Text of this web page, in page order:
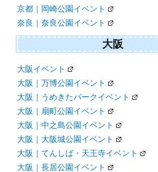
京都｜岡崎公園イベント
奈良｜奈良公園イベント
大阪
大阪イベント
大阪｜万博公園イベント
大阪｜うめきたパークイベント
大阪｜扇町公園イベント
大阪｜中之島公園イベント
大阪｜大阪城公園イベント
大阪｜てんしば・天王寺イベント
大阪｜長居公園イベント